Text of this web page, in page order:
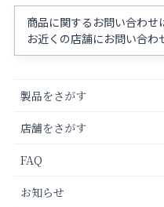
商品に関するお問い合わせ
お近くの店舗にお問い合わ
製品をさがす
店舗をさがす
FAQ
お知らせ